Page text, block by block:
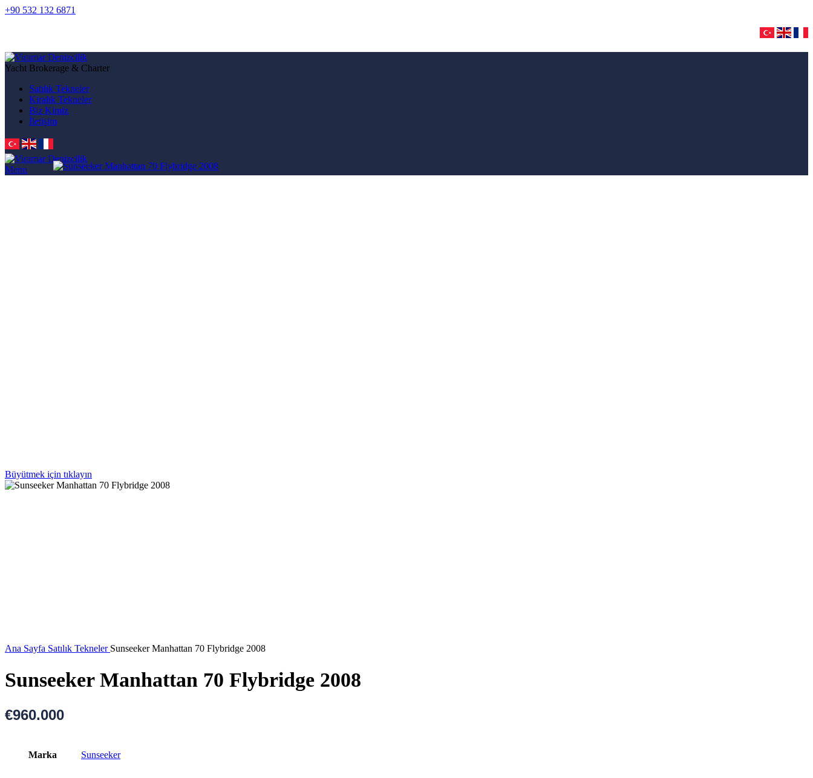
+90 532 132 6871
Yacht Brokerage & Charter
Satılık Tekneler
Kiralık Tekneler
Biz Kimiz
İletişim
Menu
Büyütmek için tıklayın
Ana Sayfa Satılık Tekneler Sunseeker Manhattan 70 Flybridge 2008
Sunseeker Manhattan 70 Flybridge 2008
€960.000
Marka Sunseeker